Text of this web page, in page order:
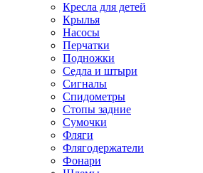
Кресла для детей
Крылья
Насосы
Перчатки
Подножки
Седла и штыри
Сигналы
Спидометры
Стопы задние
Сумочки
Фляги
Флягодержатели
Фонари